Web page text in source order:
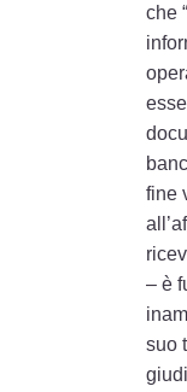
che
fine
– è
suo